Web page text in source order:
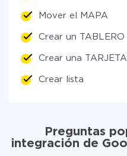
Mover el MAPA
Crear un TABLERO
Crear una TARJETA
Crear lista
Preguntas
integración de